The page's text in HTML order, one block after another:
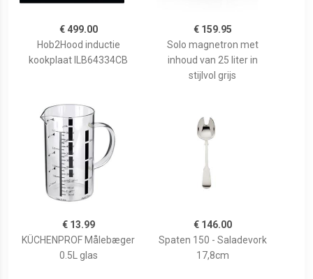
€ 499.00
Hob2Hood inductie
kookplaat ILB64334CB
€ 159.95
Solo magnetron met
inhoud van 25 liter in
stijlvol grijs
€ 13.99
KÜCHENPROF Målebæger
0.5L glas
€ 146.00
Spaten 150 - Saladevork
17,8cm